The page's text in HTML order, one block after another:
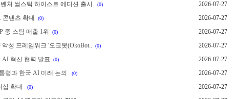
처 썸스틱 하이스트 에디션 출시
(0)
2026-07-27
콘텐츠 확대
(0)
2026-07-27
중 스팀 매출 1위
(0)
2026-07-27
성 프레임워크 '오코봇(OkoBot..
(0)
2026-07-27
혁신 협력 발표
(0)
2026-07-27
령과 한국 AI 미래 논의
(0)
2026-07-27
십 확대
(0)
2026-07-27